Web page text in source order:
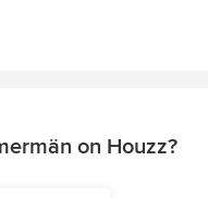
on Houzz?